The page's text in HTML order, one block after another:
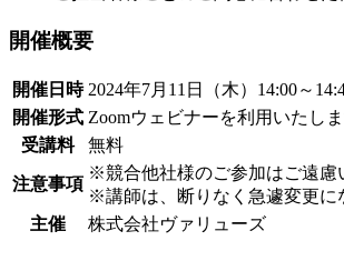
開催概要
開催日時 2024年7月11日（木）14:00～
開催形式 Zoomウェビナーを利用いたし
受講料
無料
注意事項
※競合他社様のご参加はご遠慮
※講師は、断りなく急遽変更に
主催
株式会社ヴァリューズ